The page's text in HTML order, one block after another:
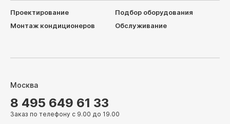
Проектирование
Подбор оборудования
Монтаж кондиционеров
Обслуживание
Москва
8 495 649 61 33
Заказ по телефону с 9.00 до 19.00